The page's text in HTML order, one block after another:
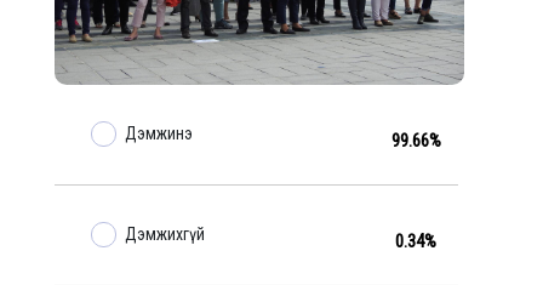
Дэмжинэ 99.66%
Дэмжихгүй 0.34%